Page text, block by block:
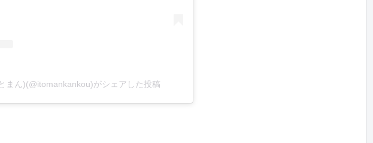
まん)(@itomankankou)がシェアした投稿